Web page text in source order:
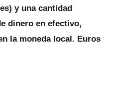
y una cantidad
dinero en efectivo,
la moneda local. Euros